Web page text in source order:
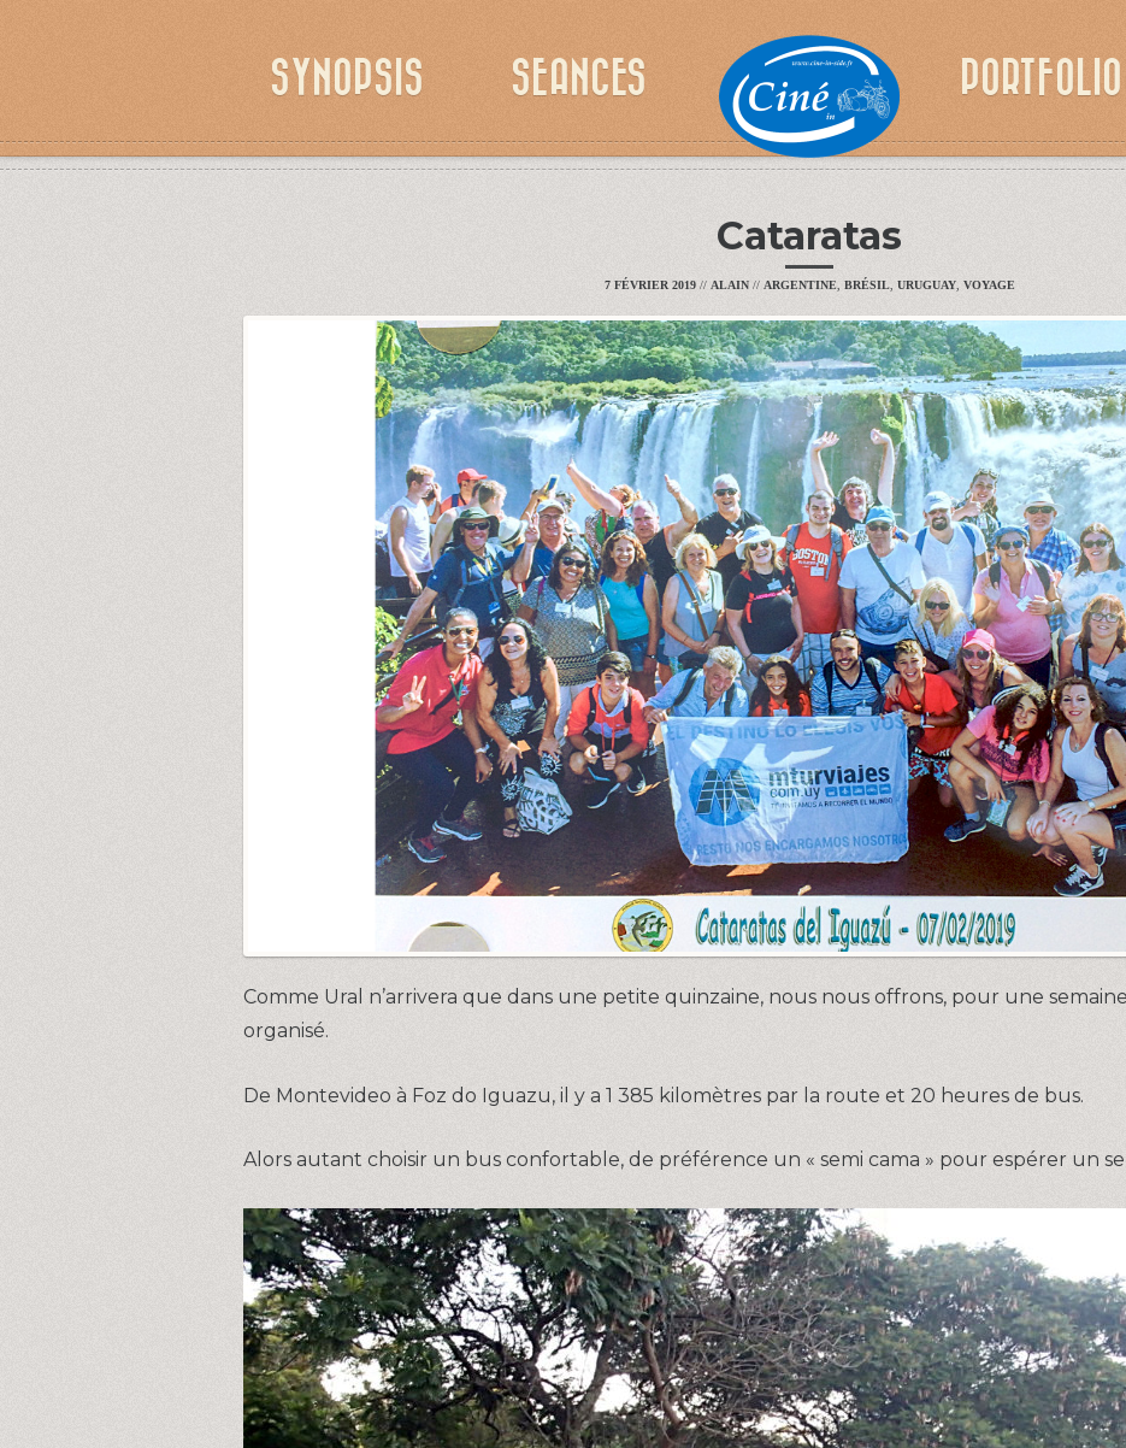
SYNOPSIS SEANCES PORTFOLIO
Cataratas
7 FÉVRIER 2019 // ALAIN// ARGENTINE BRÉSIL, URUGUAY, VOYAGE
Comme Ural n’arrivera que dans une petite quinzaine, nous nous offrons, pour une
organisé.
De Montevideo à Foz do Iguazu, il y a 1 385 kilomètres par la route et 20 heures de bus.
Alors autant choisir un bus confortable, de préférence un « semi cama » pour espérer un